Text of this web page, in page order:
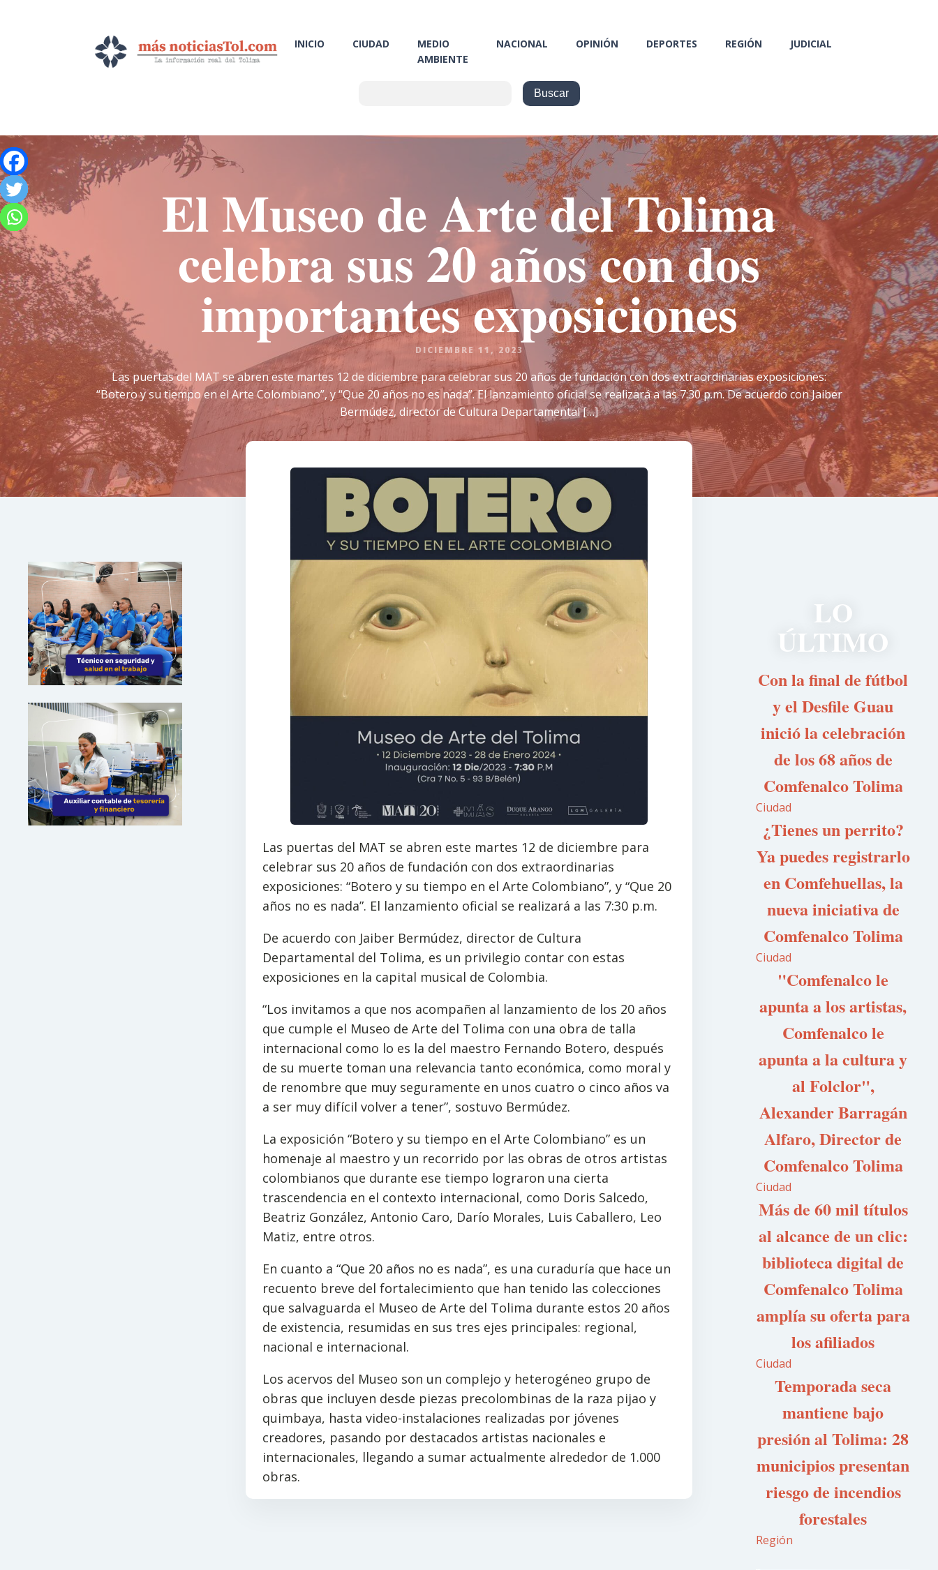
INICIO CIUDAD
MEDIO
AMBIENTE
NACIONAL OPINIÓN DEPORTES REGIÓN JUDICIAL
El Museo de Arte del Tolima
celebra sus 20 años con dos
importantes exposiciones
DICIEMBRE 11, 2023
Las puertas del MAT se abren este martes 12 de diciembre para celebrar sus 20 años de fundación con dos extraordinarias exposiciones:
“Botero y su tiempo en el Arte Colombiano”, y “Que 20 años no es nada”. El lanzamiento oficial se realizará a las 7:30 p.m. De acuerdo con Jaiber
Bermúdez, director de Cultura Departamental […]
Las puertas del MAT se abren este martes 12 de diciembre para
celebrar sus 20 años de fundación con dos extraordinarias
exposiciones: “Botero y su tiempo en el Arte Colombiano”, y “Que 20
años no es nada”. El lanzamiento oficial se realizará a las 7:30 p.m.
De acuerdo con Jaiber Bermúdez, director de Cultura
Departamental del Tolima, es un privilegio contar con estas
exposiciones en la capital musical de Colombia.
“Los invitamos a que nos acompañen al lanzamiento de los 20 años
que cumple el Museo de Arte del Tolima con una obra de talla
internacional como lo es la del maestro Fernando Botero, después
de su muerte toman una relevancia tanto económica, como moral y
de renombre que muy seguramente en unos cuatro o cinco años va
a ser muy difícil volver a tener”, sostuvo Bermúdez.
La exposición “Botero y su tiempo en el Arte Colombiano” es un
homenaje al maestro y un recorrido por las obras de otros artistas
colombianos que durante ese tiempo lograron una cierta
trascendencia en el contexto internacional, como Doris Salcedo,
Beatriz González, Antonio Caro, Darío Morales, Luis Caballero, Leo
Matiz, entre otros.
En cuanto a “Que 20 años no es nada”, es una curaduría que hace un
recuento breve del fortalecimiento que han tenido las colecciones
que salvaguarda el Museo de Arte del Tolima durante estos 20 años
de existencia, resumidas en sus tres ejes principales: regional,
nacional e internacional.
Los acervos del Museo son un complejo y heterogéneo grupo de
obras que incluyen desde piezas precolombinas de la raza pijao y
quimbaya, hasta video-instalaciones realizadas por jóvenes
creadores, pasando por destacados artistas nacionales e
internacionales, llegando a sumar actualmente alrededor de 1.000
obras.
LO
ÚLTIMO
Con la final de fútbol
y el Desfile Guau
inició la celebración
de los 68 años de
Comfenalco Tolima
Ciudad
¿Tienes un perrito?
Ya puedes registrarlo
en Comfehuellas, la
nueva iniciativa de
Comfenalco Tolima
Ciudad
"Comfenalco le
apunta a los artistas,
Comfenalco le
apunta a la cultura y
al Folclor",
Alexander Barragán
Alfaro, Director de
Comfenalco Tolima
Ciudad
Más de 60 mil títulos
al alcance de un clic:
biblioteca digital de
Comfenalco Tolima
amplía su oferta para
los afiliados
Ciudad
Temporada seca
mantiene bajo
presión al Tolima: 28
municipios presentan
riesgo de incendios
forestales
Región